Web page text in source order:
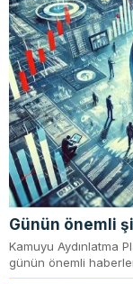
Günün önemli
Kamuyu Aydınlatma
günün önemli